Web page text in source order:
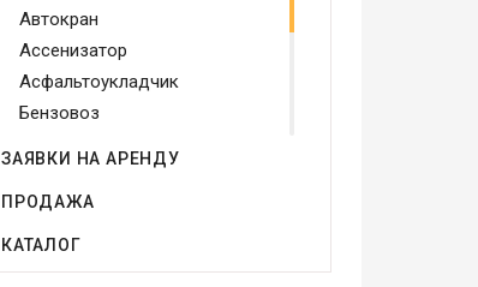
Автокран
Ассенизатор
Асфальтоукладчик
Бензовоз
Виброплита
Генератор
Грейдер
ЗАЯВКИ НА АРЕНДУ
ПРОДАЖА
КАТАЛОГ